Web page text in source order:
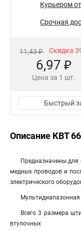
Курьером
Срочная
11,43 ₽ Скидка
6,97 ₽
Цена за 1 шт.
Быстрый
Описание КВТ
Предназначены для
медных проводов и
электрического
Всего 3 размера
втулочных